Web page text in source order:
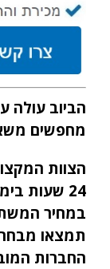
הביוב עולה
מחפשים
הצוות
24 שעות
במחיר
תמצאו
החברות